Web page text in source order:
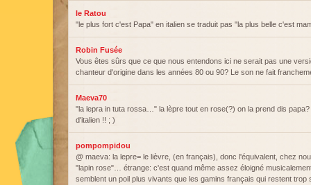
le Ratou
"le plus fort c'est Papa" en italien se traduit pas "la plus belle c'est
Robin Fusée
Vous êtes sûrs que ce que nous entendons ici ne serait pas une
chanteur d'origine dans les années 80 ou 90? Le son ne fait
Maeva70
"la lepra in tuta rossa…" la lèpre tout en rose(?) on la prend dis papa?
d'italien !! ; )
pompompidou
@ maeva: la lepre= le lièvre, (en français), donc l'équivalent, chez
"lapin rose"… étrange: c'est quand même assez éloigné
semblent un poil plus vivants que les gamins français qui restent